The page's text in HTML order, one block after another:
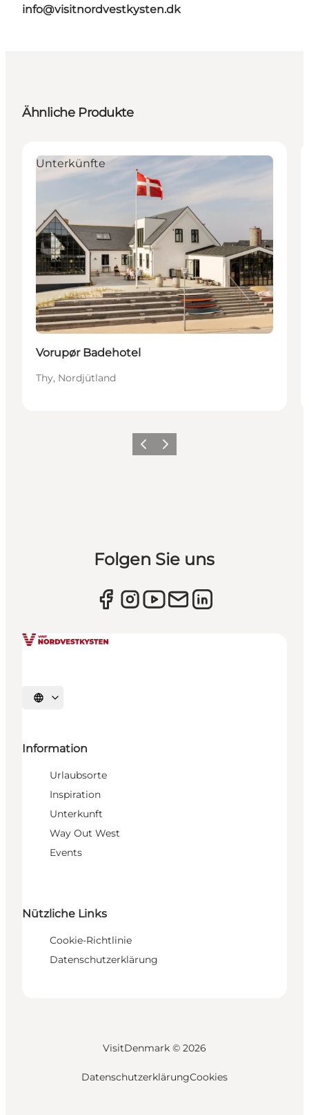
info@visitnordvestkysten.dk
Ähnliche Produkte
Unterkünfte
Vorupør Badehotel
Thy, Nordjütland
ZurückWeiter
Folgen Sie uns
Sprache auswählen
Information
Urlaubsorte
Inspiration
Unterkunft
Way Out West
Events
Nützliche Links
Cookie-Richtlinie
Datenschutzerklärung
VisitDenmark © 2026
DatenschutzerklärungCookies